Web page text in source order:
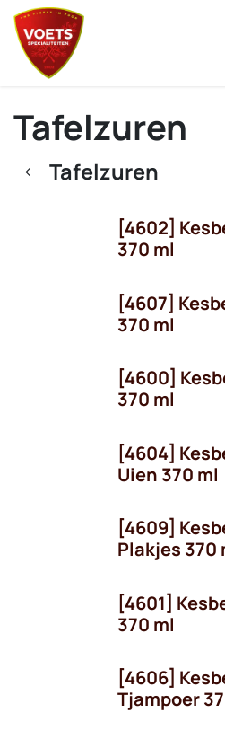
Overslaan naar inhoud
Tafelzuren
Tafelzuren
[4602]
370 ml
[4607]
370 ml
[4600]
370 ml
[4604]
Uien 370 ml
[4609]
Plakjes 370
[4601]
370 ml
[4606]
Tjampoer